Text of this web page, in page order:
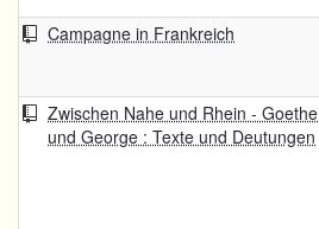
Campagne in Frankreich
Zwischen Nahe und Rhein - Goethe
und George : Texte und Deutungen